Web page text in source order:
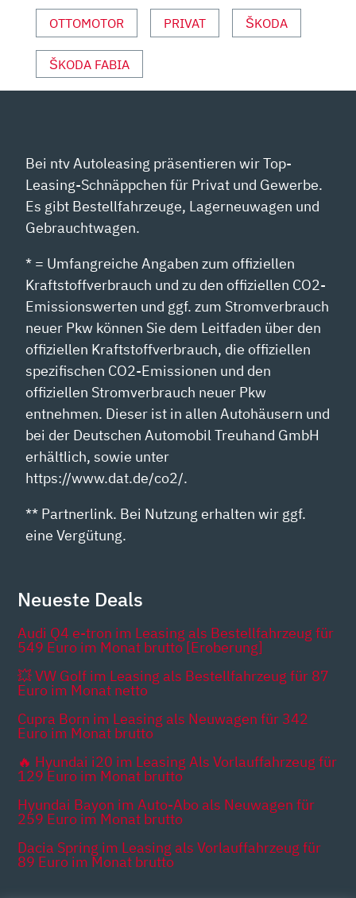
VON
YOUTUBE
ANZEIGEN
OTTOMOTOR PRIVAT ŠKODA
ŠKODA FABIA
Bei ntv Autoleasing präsentieren wir Top-
Leasing-Schnäppchen für Privat und Gewerbe.
Es gibt Bestellfahrzeuge, Lagerneuwagen und
Gebrauchtwagen.
* = Umfangreiche Angaben zum offiziellen
Kraftstoffverbrauch und zu den offiziellen CO2-
Emissionswerten und ggf. zum Stromverbrauch
neuer Pkw können Sie dem Leitfaden über den
offiziellen Kraftstoffverbrauch, die offiziellen
spezifischen CO2-Emissionen und den
offiziellen Stromverbrauch neuer Pkw
entnehmen. Dieser ist in allen Autohäusern und
bei der Deutschen Automobil Treuhand GmbH
erhältlich, sowie unter
https://www.dat.de/co2/.
** Partnerlink. Bei Nutzung erhalten wir ggf.
eine Vergütung.
Neueste Deals
Audi Q4 e-tron im Leasing als Bestellfahrzeug für
549 Euro im Monat brutto [Eroberung]
💥 VW Golf im Leasing als Bestellfahrzeug für 87
Euro im Monat netto
Cupra Born im Leasing als Neuwagen für 342
Euro im Monat brutto
🔥 Hyundai i20 im Leasing Als Vorlauffahrzeug für
129 Euro im Monat brutto
Hyundai Bayon im Auto-Abo als Neuwagen für
259 Euro im Monat brutto
Dacia Spring im Leasing als Vorlauffahrzeug für
89 Euro im Monat brutto